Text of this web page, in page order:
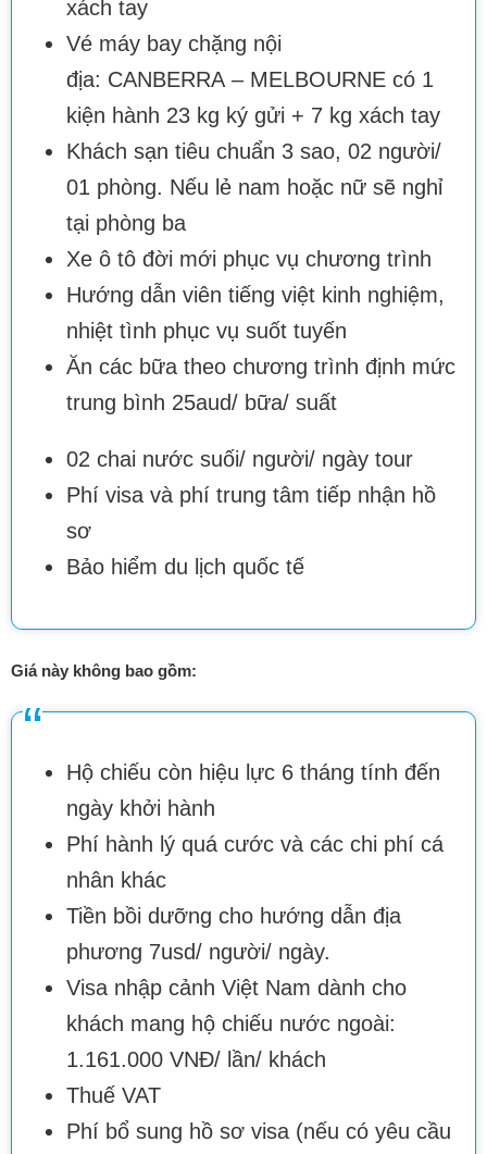
xách tay
Vé máy bay chặng nội
địa: CANBERRA – MELBOURNE có 1
kiện hành 23 kg ký gửi + 7 kg xách tay
Khách sạn tiêu chuẩn 3 sao, 02 người/
01 phòng. Nếu lẻ nam hoặc nữ sẽ nghỉ
tại phòng ba
Xe ô tô đời mới phục vụ chương trình
Hướng dẫn viên tiếng việt kinh nghiệm,
nhiệt tình phục vụ suốt tuyến
Ăn các bữa theo chương trình định mức
trung bình 25aud/ bữa/ suất
02 chai nước suối/ người/ ngày tour
Phí visa và phí trung tâm tiếp nhận hồ
sơ
Bảo hiểm du lịch quốc tế
Giá này không bao gồm:
Hộ chiếu còn hiệu lực 6 tháng tính đến
ngày khởi hành
Phí hành lý quá cước và các chi phí cá
nhân khác
Tiền bồi dưỡng cho hướng dẫn địa
phương 7usd/ người/ ngày.
Visa nhập cảnh Việt Nam dành cho
khách mang hộ chiếu nước ngoài:
1.161.000 VNĐ/ lần/ khách
Thuế VAT
Phí bổ sung hồ sơ visa (nếu có yêu cầu